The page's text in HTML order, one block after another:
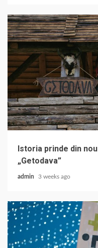
Istoria prinde din
„Getodava”
admin 3 weeks ago